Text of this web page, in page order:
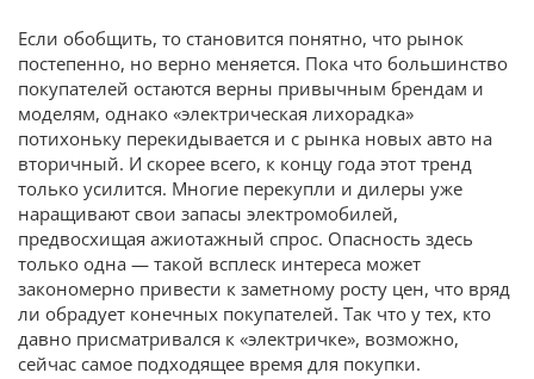
Если обобщить, то становится понятно, что рынок
постепенно, но верно меняется. Пока что большинство
покупателей остаются верны привычным брендам и
моделям, однако «электрическая лихорадка»
потихоньку перекидывается и с рынка новых авто на
вторичный. И скорее всего, к концу года этот тренд
только усилится. Многие перекупли и дилеры уже
наращивают свои запасы электромобилей,
предвосхищая ажиотажный спрос. Опасность здесь
только одна — такой всплеск интереса может
закономерно привести к заметному росту цен, что вряд
ли обрадует конечных покупателей. Так что у тех, кто
давно присматривался к «электричке», возможно,
сейчас самое подходящее время для покупки.